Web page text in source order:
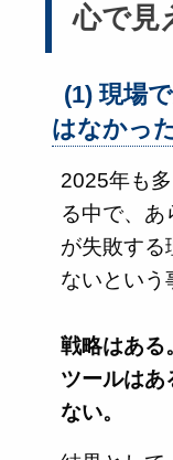
心で見
(1) 現場
はなかっ
2025年も
る中で、あ
が失敗する
ないという
戦略はある
ツールはあ
ない。